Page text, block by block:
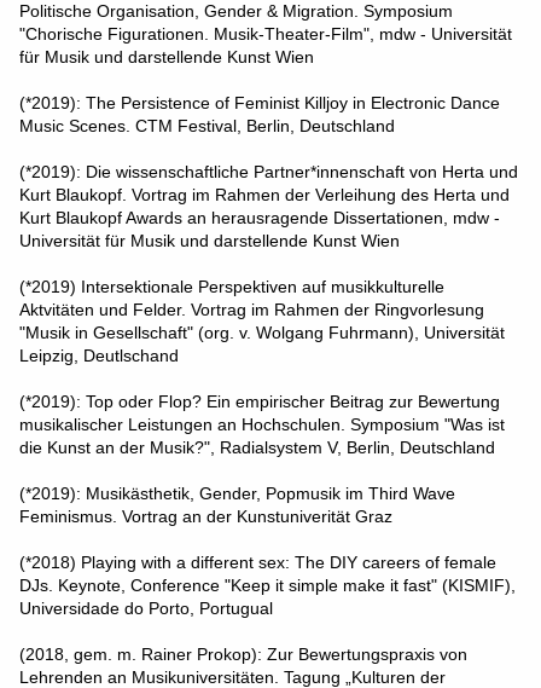
Politische Organisation, Gender & Migration. Symposium
"Chorische Figurationen. Musik-Theater-Film", mdw - Universität
für Musik und darstellende Kunst Wien
(*2019): The Persistence of Feminist Killjoy in Electronic Dance
Music Scenes. CTM Festival, Berlin, Deutschland
(*2019): Die wissenschaftliche Partner*innenschaft von Herta und
Kurt Blaukopf. Vortrag im Rahmen der Verleihung des Herta und
Kurt Blaukopf Awards an herausragende Dissertationen, mdw -
Universität für Musik und darstellende Kunst Wien
(*2019) Intersektionale Perspektiven auf musikkulturelle
Aktvitäten und Felder. Vortrag im Rahmen der Ringvorlesung
"Musik in Gesellschaft" (org. v. Wolgang Fuhrmann), Universität
Leipzig, Deutlschand
(*2019): Top oder Flop? Ein empirischer Beitrag zur Bewertung
musikalischer Leistungen an Hochschulen. Symposium "Was ist
die Kunst an der Musik?", Radialsystem V, Berlin, Deutschland
(*2019): Musikästhetik, Gender, Popmusik im Third Wave
Feminismus. Vortrag an der Kunstuniverität Graz
(*2018) Playing with a different sex: The DIY careers of female
DJs. Keynote, Conference "Keep it simple make it fast" (KISMIF),
Universidade do Porto, Portugual
(2018, gem. m. Rainer Prokop): Zur Bewertungspraxis von
Lehrenden an Musikuniversitäten. Tagung „Kulturen der